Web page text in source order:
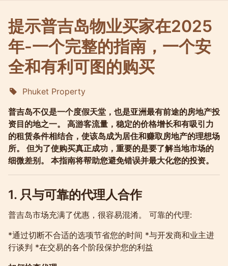
提示普吉岛物业买家在2025
年-一个完整的指南，一个安
全和有利可图的购买
Phuket Property
普吉岛不仅是一个度假天堂，也是亚洲最有前途的房地产投
资目的地之一。 高游客流量，稳定的价格增长和有吸引力
的租赁条件相结合，使该岛成为居住和赚取房地产的理想场
所。 但为了使购买真正成功，重要的是要了解当地市场的
细微差别。 本指南将帮助您避免错误并最大化您的投资。
1. 只与可靠的代理人合作
普吉岛市场充满了优惠，很容易混淆。 可靠的代理:
*通过切断不合适的选项节省您的时间 *与开发商和业主进
行谈判 *在交易的各个阶段保护您的利益